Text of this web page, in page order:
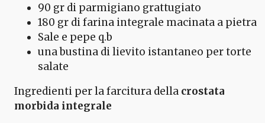
90 gr di parmigiano grattugiato
180 gr di farina integrale macinata a pietra
Sale e pepe q.b
una bustina di lievito istantaneo per torte
salate
Ingredienti per la farcitura della crostata
morbida integrale